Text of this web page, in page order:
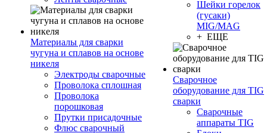
Материалы для сварки
чугуна и сплавов на основе
никеля
Электроды сварочные
Проволока сплошная
Проволока
порошковая
Прутки присадочные
Флюс сварочный
Шейки горелок
(гусаки)
MIG/MAG
+ ЕЩЕ
Сварочное
оборудование для TIG
сварки
Сварочные
аппараты TIG